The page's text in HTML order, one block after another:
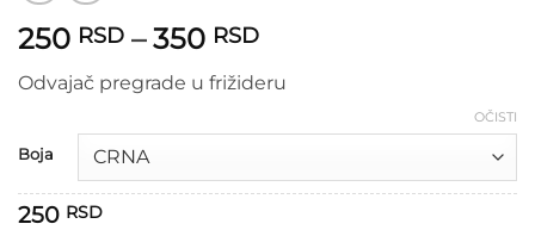
250 RSD – 350 RSDRaspon
od
350 RSD
Odvajač pregrade u frižideru
Boja
OČISTI
250 RSD